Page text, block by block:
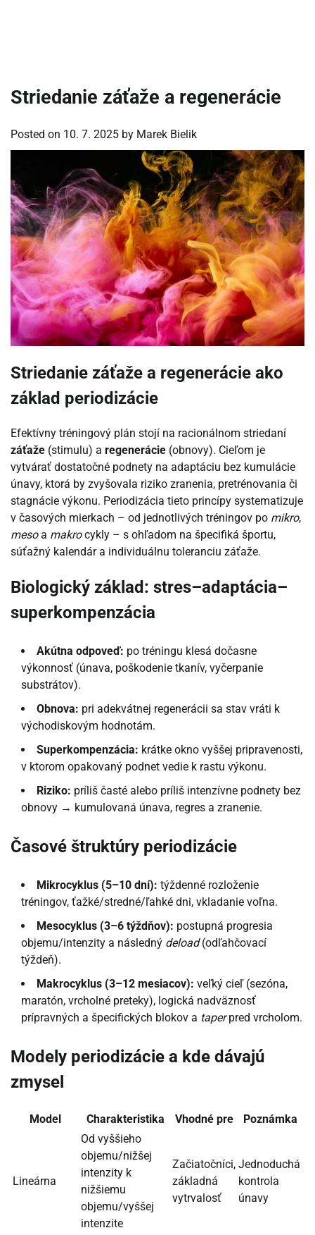
Striedanie záťaže a regenerácie
Posted on 10. 7. 2025 by Marek Bielik
Striedanie záťaže a regenerácie ako
základ periodizácie
Efektívny tréningový plán stojí na racionálnom striedaní
záťaže (stimulu) a regenerácie (obnovy). Cieľom je
vytvárať dostatočné podnety na adaptáciu bez kumulácie
únavy, ktorá by zvyšovala riziko zranenia, pretrénovania či
stagnácie výkonu. Periodizácia tieto princípy systematizuje
v časových mierkach – od jednotlivých tréningov po mikro,
mesoa makrocykly – s ohľadom na špecifiká športu,
súťažný kalendár a individuálnu toleranciu záťaže.
Biologický základ: stres–adaptácia–
superkompenzácia
Akútna odpoveď: po tréningu klesá dočasne
výkonnosť (únava, poškodenie tkanív, vyčerpanie
substrátov).
Obnova: pri adekvátnej regenerácii sa stav vráti k
východiskovým hodnotám.
Superkompenzácia: krátke okno vyššej pripravenosti,
v ktorom opakovaný podnet vedie k rastu výkonu.
Riziko: príliš časté alebo príliš intenzívne podnety bez
obnovy → kumulovaná únava, regres a zranenie.
Časové štruktúry periodizácie
Mikrocyklus (5–10 dní): týždenné rozloženie
tréningov, ťažké/stredné/ľahké dni, vkladanie voľna.
Mesocyklus (3–6 týždňov): postupná progresia
objemu/intenzity a následný deload(odľahčovací
týždeň).
Makrocyklus (3–12 mesiacov): veľký cieľ (sezóna,
maratón, vrcholné preteky), logická nadväznosť
prípravných a špecifických blokov a taperpred vrcholom.
Modely periodizácie a kde dávajú
zmysel
Model Charakteristika Vhodné pre Poznámka
Lineárna
Od vyššieho
objemu/nižšej
intenzity k
nižšiemu
objemu/vyššej
intenzite
Začiatočníci,
základná
vytrvalosť
Jednoduchá
kontrola
únavy